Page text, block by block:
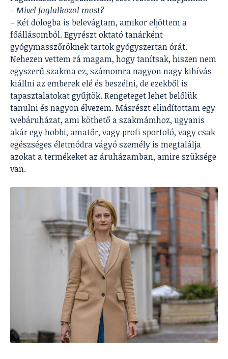
– Mivel foglalkozol most?
– Két dologba is belevágtam, amikor eljöttem a
főállásomból. Egyrészt oktató tanárként
gyógymasszőröknek tartok gyógyszertan órát.
Nehezen vettem rá magam, hogy tanítsak, hiszen nem
egyszerű szakma ez, számomra nagyon nagy kihívás
kiállni az emberek elé és beszélni, de ezekből is
tapasztalatokat gyűjtök. Rengeteget lehet belőlük
tanulni és nagyon élvezem. Másrészt elindítottam egy
webáruházat, ami köthető a szakmámhoz, ugyanis
akár egy hobbi, amatőr, vagy profi sportoló, vagy csak
egészséges életmódra vágyó személy is megtalálja
azokat a termékeket az áruházamban, amire szüksége
van.